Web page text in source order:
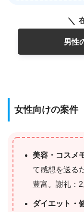
男性
女性向けの案件
美容・コスメ
て感想を送る
豊富。謝礼：
ダイエット・